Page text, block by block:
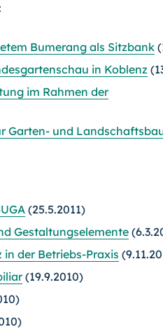
Bumerang als Sitzbank
in Koblenz
im Rahmen der
Garten- und
(25.5.2011)
Gestaltungselemente
der Betriebs-Praxis
(19.9.2010)